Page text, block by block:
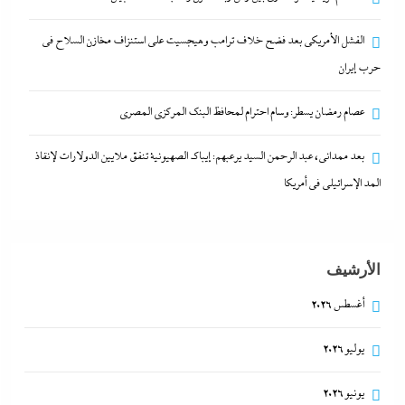
عصام رمضان يسطر: وسام احترام لمحافظ البنك
ما حذرنا منه يحدث: اشتباكات عنيفة لليوم الرابع بين
الفشل الأمريكي بعد فضح خلاف ترامب وهيجسيت على استنزاف مخازن السلاح في
حرب إيران
عصام رمضان يسطر: وسام احترام لمحافظ البنك المركزى المصري
بعد ممدانى، عبد الرحمن السيد يرعبهم: إيباك الصهيونية تنفق ملايين الدولارات لإنقاذ
المد الإسرائيلي في أمريكا
الأرشيف
أغسطس 2026
يوليو 2026
يونيو 2026